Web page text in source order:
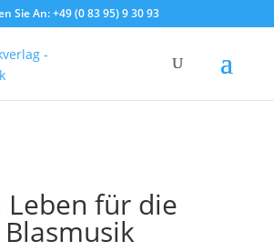
Sie An:+49 (0 83 95) 9 30 93
Leben für die
Blasmusik